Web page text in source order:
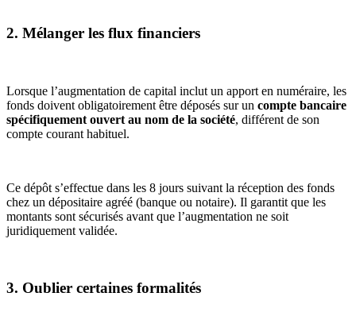
2. Mélanger les flux financiers
Lorsque l’augmentation de capital inclut un apport en numéraire, les
fonds doivent obligatoirement être déposés sur un compte bancaire
spécifiquement ouvert au nom de la société, différent de son
compte courant habituel.
Ce dépôt s’effectue dans les 8 jours suivant la réception des fonds
chez un dépositaire agréé (banque ou notaire). Il garantit que les
montants sont sécurisés avant que l’augmentation ne soit
juridiquement validée.
3. Oublier certaines formalités